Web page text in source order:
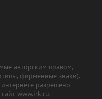
авторским правом,
фирменные знаки).
разрешено
www.irk.ru.